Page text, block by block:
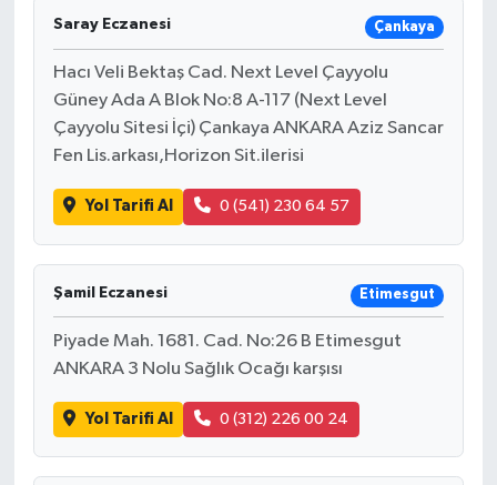
Saray Eczanesi Çankaya
Hacı Veli Bektaş Cad. Next Level Çayyolu
Güney Ada A Blok No:8 A-117 (Next Level
Çayyolu Sitesi İçi) Çankaya ANKARA Aziz Sancar
Fen Lis.arkası,Horizon Sit.ilerisi
Yol Tarifi Al 0 (541) 230 64 57
Şamil Eczanesi Etimesgut
Piyade Mah. 1681. Cad. No:26 B Etimesgut
ANKARA 3 Nolu Sağlık Ocağı karşısı
Yol Tarifi Al 0 (312) 226 00 24